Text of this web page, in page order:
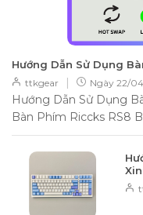
Hướng Dẫn Sử Dụng
ttkgear | Ngày 22/
Hướng Dẫn Sử Dụng
Bàn Phím Riccks RS8
lựa chọn đáng...